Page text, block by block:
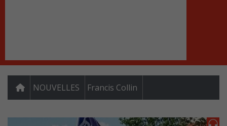
NOUVELLES Francis Collin